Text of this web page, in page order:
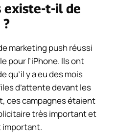
existe-t-il de
marketing push réussi
pour l’iPhone. Ils ont
qu’il y a eu des mois
d’attente devant les
ces campagnes étaient
très important et
important.